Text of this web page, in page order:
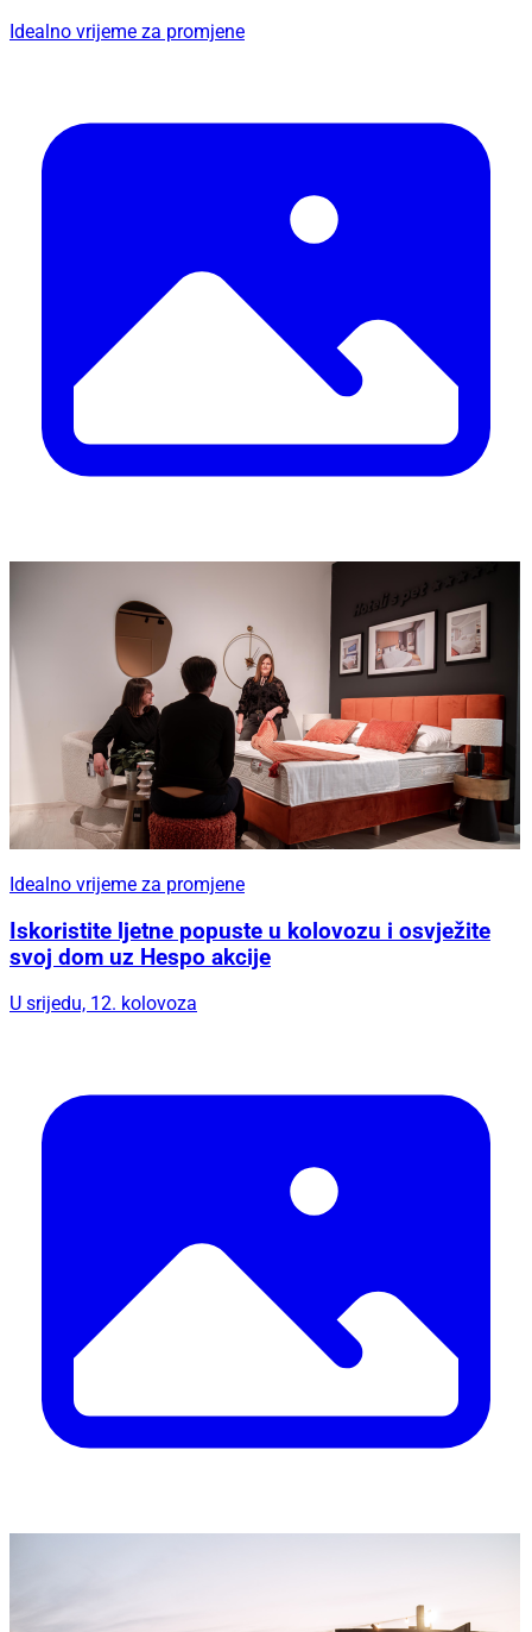
Idealno vrijeme za promjene
Idealno vrijeme za promjene
Iskoristite ljetne popuste u kolovozu i osvježite
svoj dom uz Hespo akcije
U srijedu, 12. kolovoza